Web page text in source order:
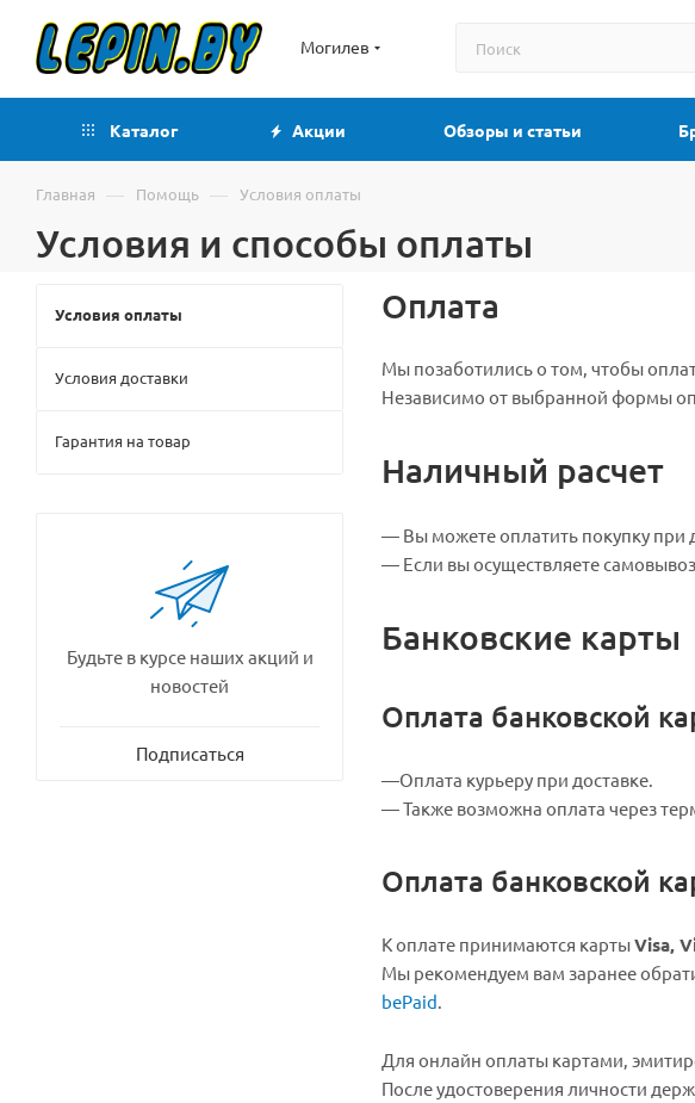
Могилев
Каталог Акции Обзоры и статьи
Главная — Помощь — Условия оплаты
Условия и способы оплаты
Оплата
Мы позаботились о том, чтобы
Независимо от выбранной формы
Наличный расчет
— Вы можете оплатить покупку при
— Если вы осуществляете
Банковские карты
Оплата банковской
—Оплата курьеру при доставке.
— Также возможна оплата через
Оплата банковской
К оплате принимаются картыVisa,
Мы рекомендуем вам заранее
bePaid.
Для онлайн оплаты картами,
После удостоверения личности
Условия оплаты
Условия доставки
Гарантия на товар
Будьте в курсе наших акций и
новостей
Подписаться